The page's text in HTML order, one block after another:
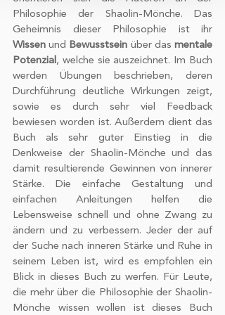
Funktionen für soziale Medien anbieten
zu können und die Zugriffe auf unsere
Website zu analysieren. Außerdem
geben wir Informationen zu Ihrer
Verwendung unserer Website an
unsere Partner für soziale Medien,
Werbung und Analysen weiter. Unsere
Partner führen diese Informationen
möglicherweise mit weiteren Daten
zusammen, die Sie ihnen bereitgestellt
haben oder die sie im Rahmen Ihrer
Nutzung der Dienste gesammelt
haben.
Philosophie der Shaolin-Mönche. Das
Wissen und Bewusstsein über das mentale
Potenzial, welche sie auszeichnet. Im Buch
werden Übungen beschrieben, deren
Durchführung deutliche Wirkungen zeigt,
sowie es durch sehr viel Feedback
bewiesen worden ist. Außerdem dient das
Buch als sehr guter Einstieg in die
Denkweise der Shaolin-Mönche und das
damit resultierende Gewinnen von innerer
Stärke. Die einfache Gestaltung und
einfachen Anleitungen helfen die
Lebensweise schnell und ohne Zwang zu
ändern und zu verbessern. Jeder der auf
der Suche nach inneren Stärke und Ruhe in
seinem Leben ist, wird es empfohlen ein
Blick in dieses Buch zu werfen. Für Leute,
die mehr über die Philosophie der Shaolin-
Mönche wissen wollen ist dieses Buch